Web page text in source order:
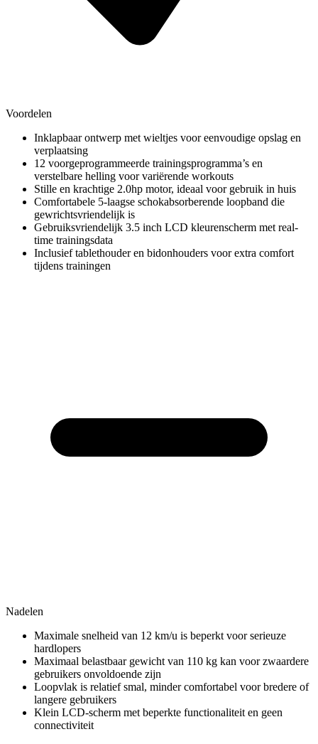
Voordelen
Inklapbaar ontwerp met wieltjes voor eenvoudige opslag en
verplaatsing
12 voorgeprogrammeerde trainingsprogramma’s en
verstelbare helling voor variërende workouts
Stille en krachtige 2.0hp motor, ideaal voor gebruik in huis
Comfortabele 5-laagse schokabsorberende loopband die
gewrichtsvriendelijk is
Gebruiksvriendelijk 3.5 inch LCD kleurenscherm met real-
time trainingsdata
Inclusief tablethouder en bidonhouders voor extra comfort
tijdens trainingen
Nadelen
Maximale snelheid van 12 km/u is beperkt voor serieuze
hardlopers
Maximaal belastbaar gewicht van 110 kg kan voor zwaardere
gebruikers onvoldoende zijn
Loopvlak is relatief smal, minder comfortabel voor bredere of
langere gebruikers
Klein LCD-scherm met beperkte functionaliteit en geen
connectiviteit